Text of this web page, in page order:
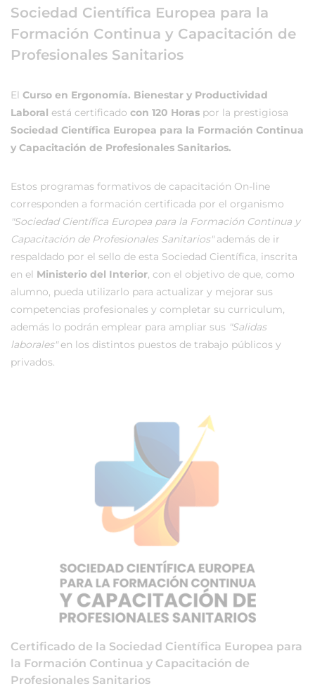
Sociedad Científica Europea para la
Formación Continua y Capacitación de
Profesionales Sanitarios
El Curso en Ergonomía. Bienestar y Productividad
Laboral está certificado con 120 Horas por la prestigiosa
Sociedad Científica Europea para la Formación Continua
y Capacitación de Profesionales Sanitarios.
Estos programas formativos de capacitación On-line
corresponden a formación certificada por el organismo
"Sociedad Científica Europea para la Formación Continua y
Capacitación de Profesionales Sanitarios"además de ir
respaldado por el sello de esta Sociedad Científica, inscrita
en el Ministerio del Interior, con el objetivo de que, como
alumno, pueda utilizarlo para actualizar y mejorar sus
competencias profesionales y completar su curriculum,
además lo podrán emplear para ampliar sus "Salidas
laborales"en los distintos puestos de trabajo públicos y
privados.
Certificado de la Sociedad Científica Europea para
la Formación Continua y Capacitación de
Profesionales Sanitarios